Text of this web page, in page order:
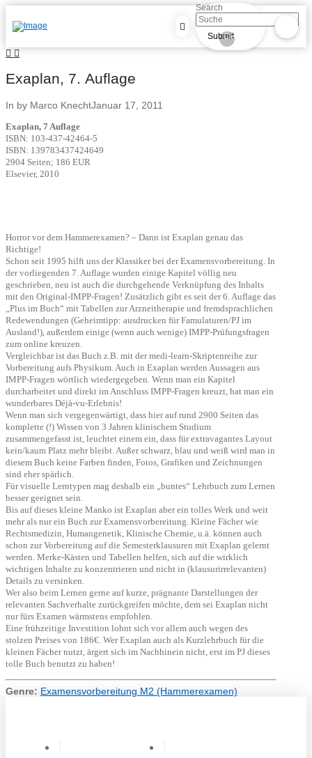
Search
Submit
Clear
Exaplan, 7. Auflage
In by Marco KnechtJanuar 17, 2011
Exaplan, 7 Auflage
ISBN: 103-437-42464-5
ISBN: 139783437424649
2904 Seiten; 186 EUR
Elsevier, 2010
Horror vor dem Hammerexamen? – Dann ist Exaplan genau das
Richtige!
Schon seit 1995 hilft uns der Klassiker bei der Examensvorbereitung. In
der vorliegenden 7. Auflage wurden einige Kapitel völlig neu
geschrieben, neu ist auch die durchgehende Verknüpfung des Inhalts
mit den Original-IMPP-Fragen! Zusätzlich gibt es seit der 6. Auflage das
„Plus im Buch“ mit Tabellen zur Arzneitherapie und fremdsprachlichen
Redewendungen (Geheimtipp: ausdrucken für Famulaturen/PJ im
Ausland!), außerdem einige (wenn auch wenige) IMPP-Prüfungsfragen
zum online kreuzen.
Vergleichbar ist das Buch z.B. mit der medi-learn-Skriptenreihe zur
Vorbereitung aufs Physikum. Auch in Exaplan werden Aussagen aus
IMPP-Fragen wörtlich wiedergegeben. Wenn man ein Kapitel
durcharbeitet und direkt im Anschluss IMPP-Fragen kreuzt, hat man ein
wunderbares Déjà-vu-Erlebnis!
Wenn man sich vergegenwärtigt, dass hier auf rund 2900 Seiten das
komplette (!) Wissen von 3 Jahren klinischem Studium
zusammengefasst ist, leuchtet einem ein, dass für extravagantes Layout
kein/kaum Platz mehr bleibt. Außer schwarz, blau und weiß wird man in
diesem Buch keine Farben finden, Fotos, Grafiken und Zeichnungen
sind eher spärlich.
Für visuelle Lerntypen mag deshalb ein „buntes“ Lehrbuch zum Lernen
besser geeignet sein.
Bis auf dieses kleine Manko ist Exaplan aber ein tolles Werk und weit
mehr als nur ein Buch zur Examensvorbereitung. Kleine Fächer wie
Rechtsmedizin, Humangenetik, Klinische Chemie, u.ä. können auch
schon zur Vorbereitung auf die Semesterklausuren mit Exaplan gelernt
werden. Merke-Kästen und Tabellen helfen, sich auf die wirklich
wichtigen Inhalte zu konzentrieren und nicht in (klausurirrelevanten)
Details zu versinken.
Wer also beim Lernen gerne auf kurze, prägnante Darstellungen der
relevanten Sachverhalte zurückgreifen möchte, dem sei Exaplan nicht
nur fürs Examen wärmstens empfohlen.
Eine frühzeitige Investition lohnt sich vor allem auch wegen des
stolzen Preises von 186€. Wer Exaplan auch als Kurzlehrbuch für die
kleinen Fächer nutzt, ärgert sich im Nachhinein nicht, erst im PJ dieses
tolle Buch benutzt zu haben!
Genre: Examensvorbereitung M2 (Hammerexamen)